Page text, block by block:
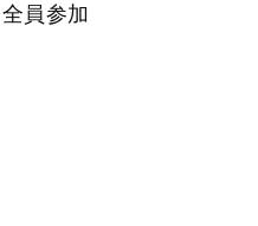
員参加